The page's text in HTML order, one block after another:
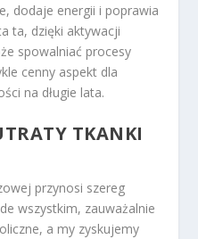
dodaje energii i poprawia
ta, dzięki aktywacji
spowalniać procesy
cenny aspekt dla
na długie lata.
TKANKI
przynosi szereg
wszystkim, zauważalnie
a my zyskujemy